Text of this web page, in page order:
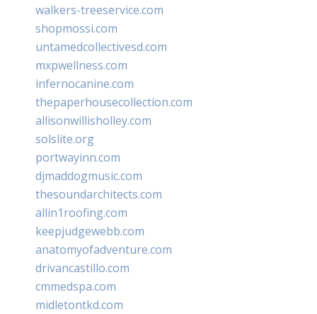
walkers-treeservice.com
shopmossi.com
untamedcollectivesd.com
mxpwellness.com
infernocanine.com
thepaperhousecollection.com
allisonwillisholley.com
solslite.org
portwayinn.com
djmaddogmusic.com
thesoundarchitects.com
allin1roofing.com
keepjudgewebb.com
anatomyofadventure.com
drivancastillo.com
cmmedspa.com
midletontkd.com